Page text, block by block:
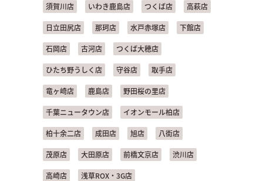
須賀川店 いわき鹿島店 つくば店 高萩店
日立田尻店 那珂店 水戸赤塚店 下館店
石岡店 古河店 つくば大穂店
ひたち野うしく店 守谷店 取手店
竜ヶ崎店 鹿島店 野田桜の里店
千葉ニュータウン店 イオンモール柏店
柏十余二店 成田店 旭店 八街店
茂原店 大田原店 前橋文京店 渋川店
高崎店 浅草ROX・3G店